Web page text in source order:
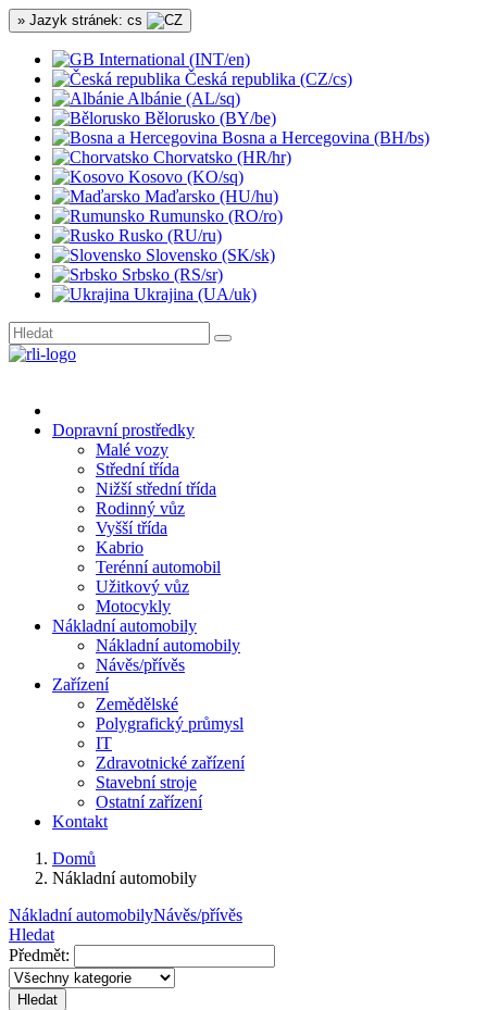
» Jazyk stránek: cs
International (INT/en)
Česká republika (CZ/cs)
Albánie (AL/sq)
Bělorusko (BY/be)
Bosna a Hercegovina (BH/bs)
Chorvatsko (HR/hr)
Kosovo (KO/sq)
Maďarsko (HU/hu)
Rumunsko (RO/ro)
Rusko (RU/ru)
Slovensko (SK/sk)
Srbsko (RS/sr)
Ukrajina (UA/uk)
Dopravní prostředky
Malé vozy
Střední třída
Nižší střední třída
Rodinný vůz
Vyšší třída
Kabrio
Terénní automobil
Užitkový vůz
Motocykly
Nákladní automobily
Nákladní automobily
Návěs/přívěs
Zařízení
Zemědělské
Polygrafický průmysl
IT
Zdravotnické zařízení
Stavební stroje
Ostatní zařízení
Kontakt
Domů
Nákladní automobily
Nákladní automobilyNávěs/přívěs
Hledat
Předmět:
Hledat